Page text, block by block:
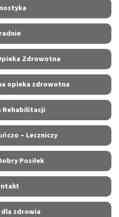
Zdrowotna
opieka zdrowotna
Rehabilitacji
– Leczniczy
Posiłek
zdrowia